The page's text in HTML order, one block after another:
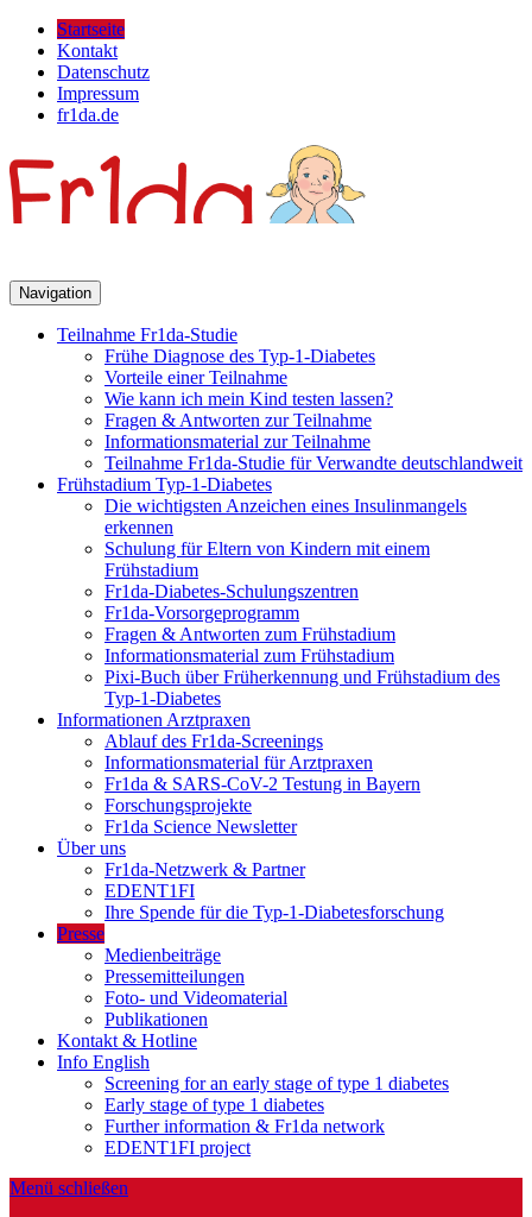
Startseite
Kontakt
Datenschutz
Impressum
fr1da.de
Navigation
Teilnahme Fr1da-Studie
Frühe Diagnose des Typ-1-Diabetes
Vorteile einer Teilnahme
Wie kann ich mein Kind testen lassen?
Fragen & Antworten zur Teilnahme
Informationsmaterial zur Teilnahme
Teilnahme Fr1da-Studie für Verwandte deutschlandweit
Frühstadium Typ-1-Diabetes
Die wichtigsten Anzeichen eines Insulinmangels
erkennen
Schulung für Eltern von Kindern mit einem
Frühstadium
Fr1da-Diabetes-Schulungszentren
Fr1da-Vorsorgeprogramm
Fragen & Antworten zum Frühstadium
Informationsmaterial zum Frühstadium
Pixi-Buch über Früherkennung und Frühstadium des
Typ-1-Diabetes
Informationen Arztpraxen
Ablauf des Fr1da-Screenings
Informationsmaterial für Arztpraxen
Fr1da & SARS-CoV-2 Testung in Bayern
Forschungsprojekte
Fr1da Science Newsletter
Über uns
Fr1da-Netzwerk & Partner
EDENT1FI
Ihre Spende für die Typ-1-Diabetesforschung
Presse
Medienbeiträge
Pressemitteilungen
Foto- und Videomaterial
Publikationen
Kontakt & Hotline
Info English
Screening for an early stage of type 1 diabetes
Early stage of type 1 diabetes
Further information & Fr1da network
EDENT1FI project
Menü schließen